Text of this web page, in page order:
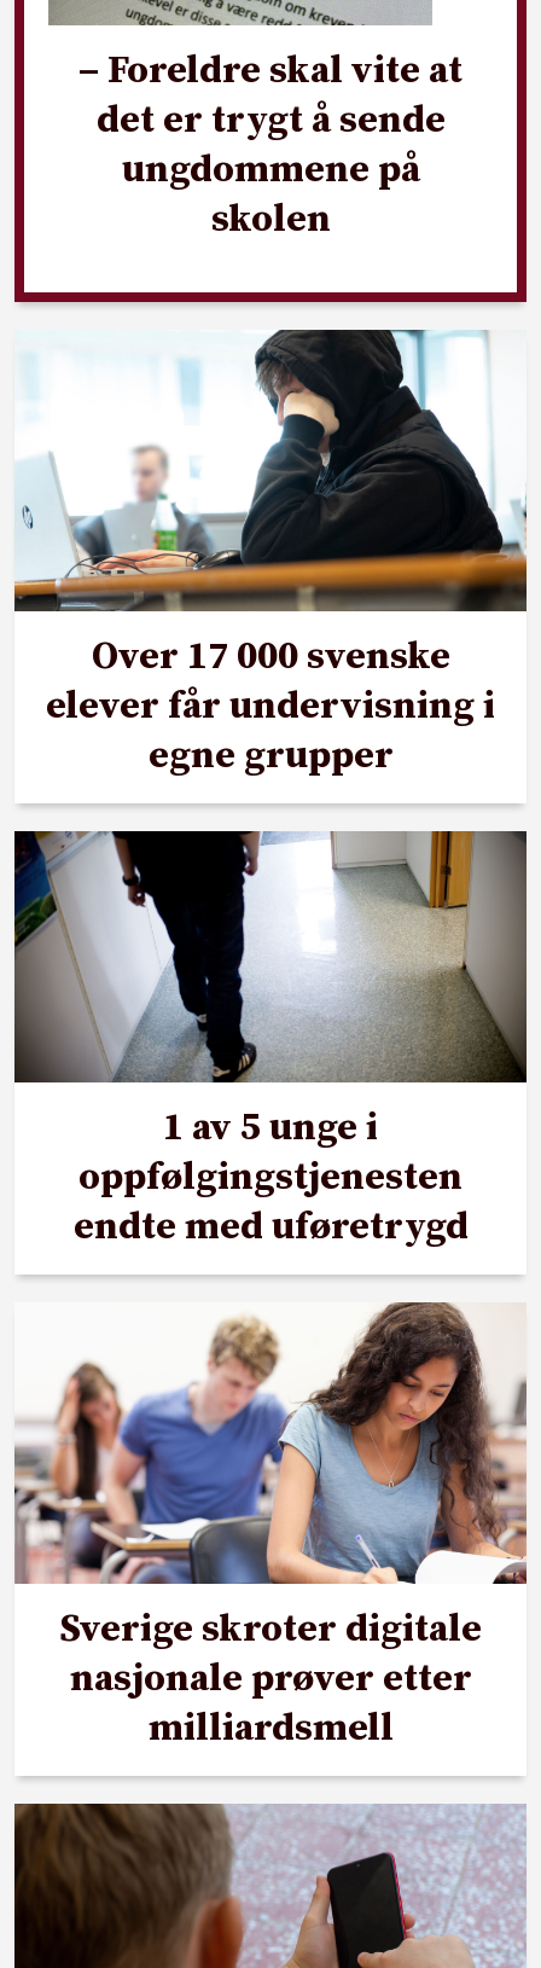
– Foreldre skal vite at
det er trygt å sende
ungdommene på
skolen
Over 17 000 svenske
elever får undervisning i
egne grupper
1 av 5 unge i
oppfølgingstjenesten
endte med uføretrygd
Sverige skroter digitale
nasjonale prøver etter
milliardsmell